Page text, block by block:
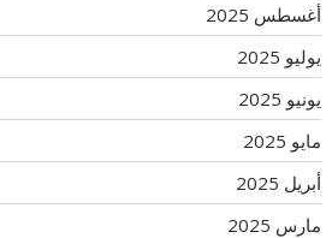
أغسطس 2025
يوليو 2025
يونيو 2025
مايو 2025
أبريل 2025
مارس 2025